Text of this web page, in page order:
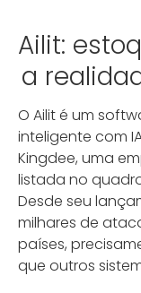
Ailit:
a
O Ailit é um
inteligente com
Kingdee, uma
listada no
Desde seu
milhares de
países,
que outros